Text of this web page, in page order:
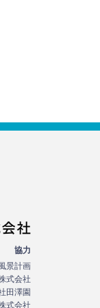
協力
景計画
式会社
田澤園
式会社